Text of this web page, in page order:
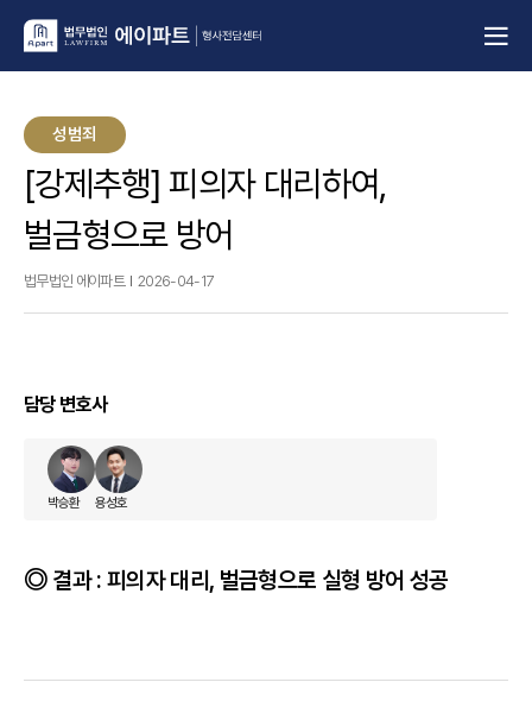
성범죄
[강제추행] 피의자 대리하여,
벌금형으로 방어
법무법인 에이파트 2026-04-17
담당 변호사
박승환 용성호
결과 : 피의자 대리, 벌금형으로 실형 방어 성공